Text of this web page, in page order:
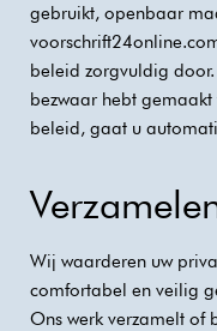
gebruikt, openbaar
beleid zorgvuldig
bezwaar hebt
beleid, gaat u
Wij waarderen uw
comfortabel en veilig
Ons werk verzamelt of